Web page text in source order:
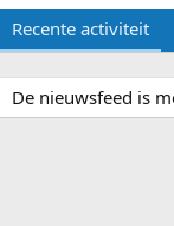
Recente activiteit
De nieuwsfeed is